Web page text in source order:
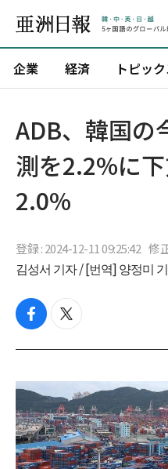
企業 経済 トピッ
ADB、韓国の
測を2.2%に
2.0%
登録 : 2024-12-11 09:25:42 修
김성서 기자 / [번역] 양정미
f
c
b
o
o
k
t
i
t
e
r